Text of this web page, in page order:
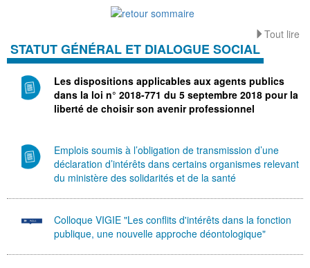
Tout lire
STATUT GÉNÉRAL ET DIALOGUE SOCIAL
Les dispositions applicables aux agents publics
dans la loi n° 2018-771 du 5 septembre 2018 pour la
liberté de choisir son avenir professionnel
Emplois soumis à l’obligation de transmission d’une
déclaration d’intérêts dans certains organismes relevant
du ministère des solidarités et de la santé
Colloque VIGIE "Les conflits d'intérêts dans la fonction
publique, une nouvelle approche déontologique"